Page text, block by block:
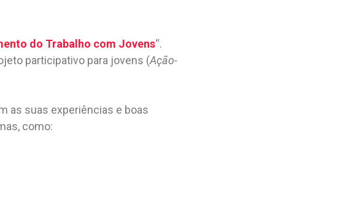
do Trabalho com Jovens“.
participativo para jovens (Ação-
as suas experiências e boas
como: